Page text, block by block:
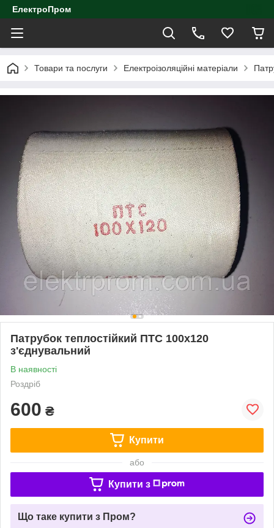
ЕлектроПром
Товари та послуги Електроізоляційні матеріали
Патрубок теплостійкий ПТС 100х120
з'єднувальний
В наявності
Роздріб
600 ₴
Купити
або
Купити з
Що таке купити з Пром?